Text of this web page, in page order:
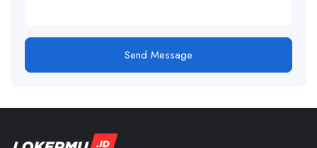
Send Message